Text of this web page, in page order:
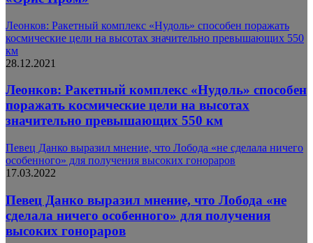
Леонков: Ракетный комплекс «Нудоль» способен поражать
космические цели на высотах значительно превышающих 550
км
28.12.2021
Леонков: Ракетный комплекс «Нудоль» способен
поражать космические цели на высотах
значительно превышающих 550 км
Певец Данко выразил мнение, что Лобода «не сделала ничего
особенного» для получения высоких гонораров
17.03.2022
Певец Данко выразил мнение, что Лобода «не
сделала ничего особенного» для получения
высоких гонораров